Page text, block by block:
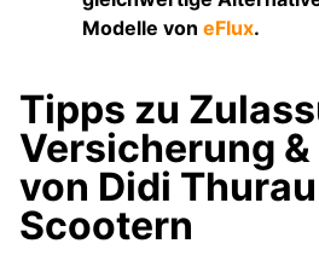
Modelle von eFlux.
Tipps zu
Versicherung
von Didi
Scootern